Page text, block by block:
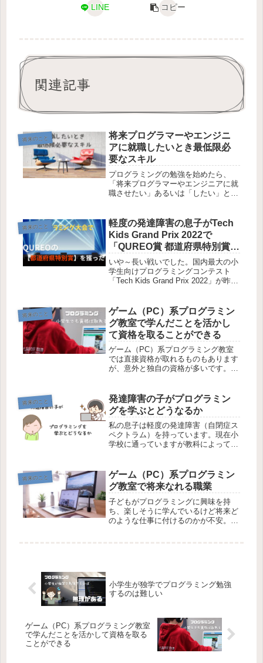
LINE コピー
関連記事
将来のこと
将来プログラマーやエンジニ
アに就職したいとき最低限必
要なスキル
プログラミングの勉強を始めたら、
「将来プログラマーやエンジニアに就
職させたい」あるいは「したい」と考
で今から準備しておくことができま
す。プログラミングの知識 就職活動
するの...
将来のこと
軽度の発達障害の息子がTech
Kids Grand Prix 2022で
「QUREO賞 都道府県特別賞」
に選ばれました
いや～長い戦いでした。国内最大の小
学生向けプログラミングコンテスト
「Tech Kids Grand Prix 2022」が昨年
ら第1次審査が始まり第4次審査まで行
い...
将来のこと
ゲーム（PC）系プログラミン
グ教室で学んだことを活かし
て資格を取ることができる
ゲーム（PC）系プログラミング教室
では直接資格が取れるものもあります
が、意外と独自の資格が多いです。ど
いでしょうか。また資格と取得するメ
リットととして以下のことが挙あげら
れ...
将来のこと
発達障害の子がプログラミン
グを学ぶとどうなるか
私の息子は軽度の発達障害（自閉症ス
ペクトラム）を持っています。現在小
学校に通っていますが教科によっては
底上げするより、得意な教科を伸ばす
ことによって底上げるすることが望ま
し...
将来のこと
ゲーム（PC）系プログラミン
グ教室で将来なれる職業
子どもがプログラミングに興味を持
ち、楽しそうに学んでいるけど将来ど
のような仕事に付けるのかが不安。そ
小学生が独学でプログラミング勉強
するのは難しい
ゲーム（PC）系プログラミング教室
で学んだことを活かして資格を取る
ことができる